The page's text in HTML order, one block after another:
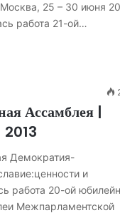
25 – 30 июня
работа 21-ой…
Ассамблея |
Демократия-
и
работа 20-ой
Межпарламентской